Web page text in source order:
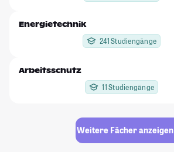
Energietechnik
241 Studiengänge
Arbeitsschutz
11 Studiengänge
Weitere Fächer anzeigen